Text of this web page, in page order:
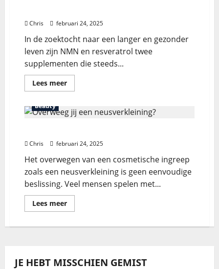
Chris februari 24, 2025
In de zoektocht naar een langer en gezonder
leven zijn NMN en resveratrol twee
supplementen die steeds...
Lees meer
Beauty
Chris februari 24, 2025
Het overwegen van een cosmetische ingreep
zoals een neusverkleining is geen eenvoudige
beslissing. Veel mensen spelen met...
Lees meer
JE HEBT MISSCHIEN GEMIST